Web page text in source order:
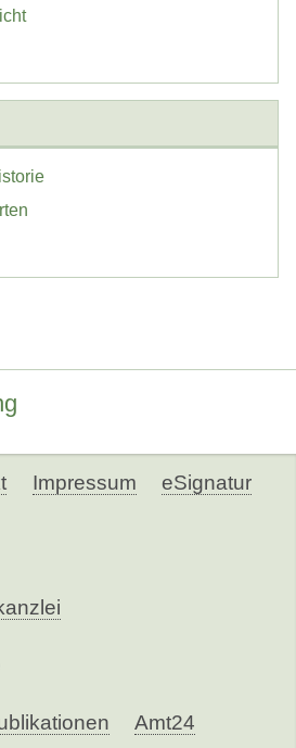
Impressum eSignatur
Amt24